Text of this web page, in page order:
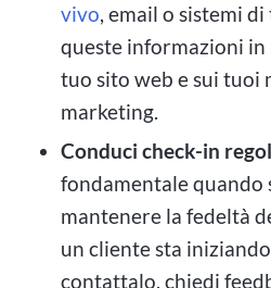
vivo, email o sistemi
queste informazioni
tuo sito web e sui tuoi
marketing.
Conduci check-in
fondamentale quando
mantenere la fedeltà
un cliente sta
contattalo, chiedi